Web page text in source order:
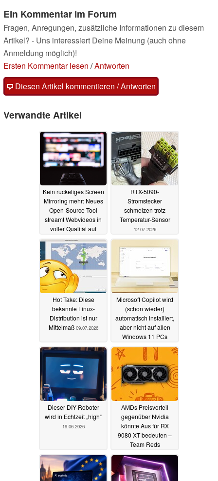
Ein Kommentar im Forum
Fragen, Anregungen, zusätzliche Informationen zu diesem
Artikel? - Uns interessiert Deine Meinung (auch ohne
Anmeldung möglich)!
Ersten Kommentar lesen /Antworten
Diesen Artikel kommentieren / Antworten
Verwandte Artikel
Kein ruckeliges Screen
Mirroring mehr: Neues
Open-Source-Tool
streamt Webvideos in
voller Qualität auf
Smart-TVs19.07.2026
RTX-5090-
Stromstecker
schmelzen trotz
Temperatur-Sensor
12.07.2026
Hot Take: Diese
bekannte Linux-
Distribution ist nur
Mittelmaß 09.07.2026
Microsoft Copilot wird
(schon wieder)
automatisch installiert,
aber nicht auf allen
Windows 11 PCs
22.06.2026
Dieser DIY-Roboter
wird in Echtzeit „high“
19.06.2026
AMDs Preisvorteil
gegenüber Nvidia
könnte Aus für RX
9080 XT bedeuten –
Team Reds
angeblichen RTX-50-
Super-Killer17.06.2026